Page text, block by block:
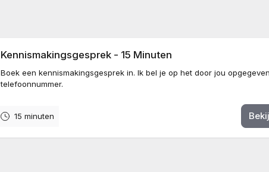
Kennismakingsgesprek - 15 Minuten
Boek een kennismakingsgesprek in. Ik bel je op het door jou opgegeven
telefoonnummer.
15 minuten